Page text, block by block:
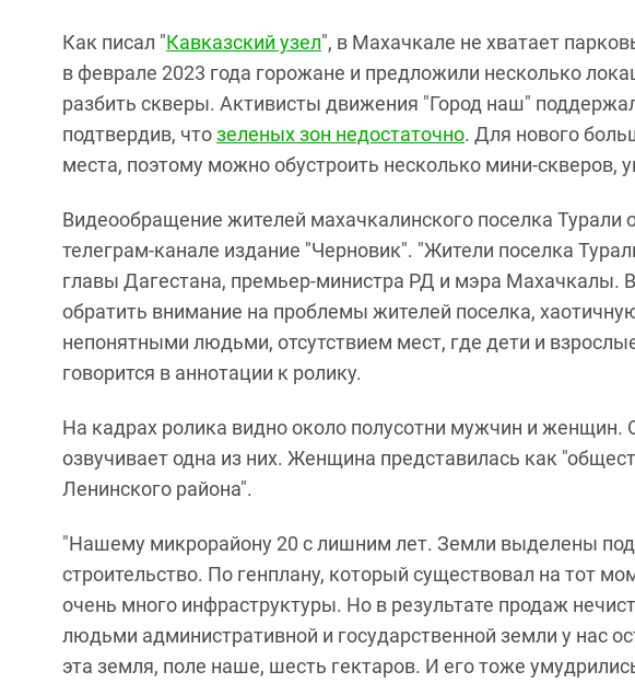
Как писал "Кавказский узел", в Махачкале не хватает
в феврале 2023 года горожане и предложили несколько
разбить скверы. Активисты движения "Город наш"
подтвердив, чтозеленых зон недостаточно. Для нового
места, поэтому можно обустроить несколько мини-скверов,
Видеообращение жителей махачкалинского поселка Турали
телеграм-канале издание "Черновик". "Жители поселка
главы Дагестана, премьер-министра РД и мэра Махачкалы.
обратить внимание на проблемы жителей поселка,
непонятными людьми, отсутствием мест, где дети и
говорится в аннотации к ролику.
На кадрах ролика видно около полусотни мужчин и
озвучивает одна из них. Женщина представилась как
Ленинского района".
"Нашему микрорайону 20 с лишним лет. Земли выделены
строительство. По генплану, который существовал на тот
очень много инфраструктуры. Но в результате продаж
людьми административной и государственной земли у нас
эта земля, поле наше, шесть гектаров. И его тоже